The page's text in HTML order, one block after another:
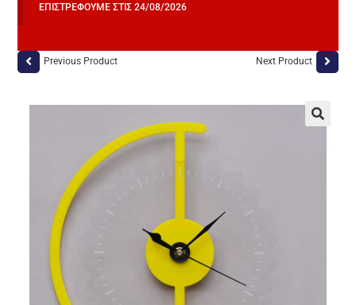
ΕΠΙΣΤΡΈΦΟΥΜΕ ΣΤΙΣ 24/08/2026
Previous Product Next Product